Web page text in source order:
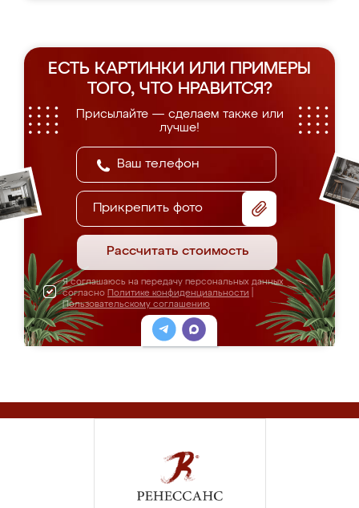
ЕСТЬ КАРТИНКИ ИЛИ ПРИМЕРЫ
ТОГО, ЧТО НРАВИТСЯ?
Присылайте — сделаем также или
лучше!
Прикрепить фото
Рассчитать стоимость
Я соглашаюсь на передачу персональных данных
согласно Политике конфиденциальности
Пользовательскому соглашению